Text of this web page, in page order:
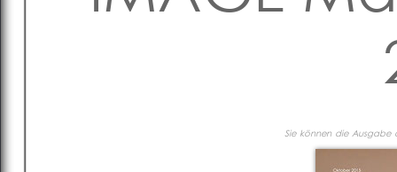
Sie können die Ausgabe